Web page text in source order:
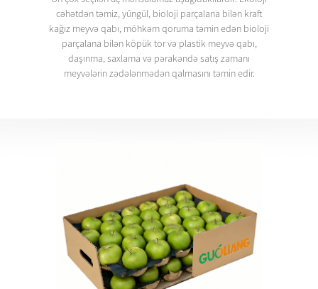
cəhətdən təmiz, yüngül, bioloji parçalana bilən kraft
kağız meyvə qabı, möhkəm qoruma təmin edən bioloji
parçalana bilən köpük tor və plastik meyvə qabı,
daşınma, saxlama və pərakəndə satış zamanı
meyvələrin zədələnmədən qalmasını təmin edir.